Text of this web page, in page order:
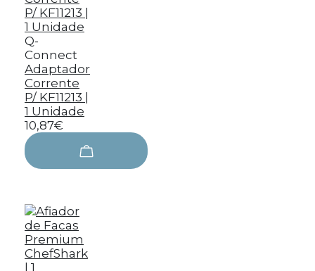
Q-
Connect
Adaptador
Corrente
P/ KF11213 |
1 Unidade
10,87€